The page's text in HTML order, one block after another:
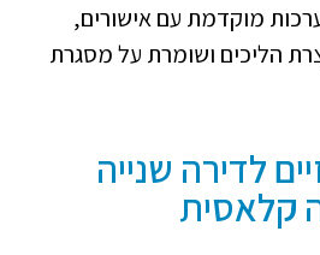
מוקדמת עם אישורים,
הליכים ושומרת על מסגרת
לדירה שנייה
קלאסית